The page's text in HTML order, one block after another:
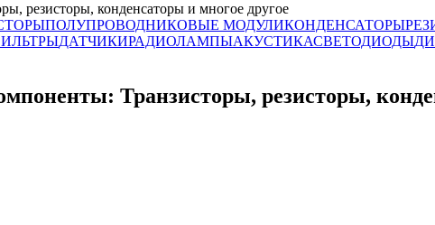
конденсаторы и многое другое
ПОЛУПРОВОДНИКОВЫЕ МОДУЛИКОНДЕНСАТОРЫ
ДАТЧИКИРАДИОЛАМПЫАКУСТИКАСВЕТОДИОДЫ
Транзисторы, резисторы,